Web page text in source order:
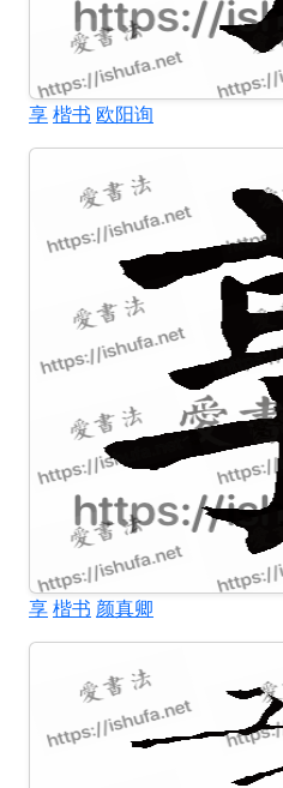
享楷书 欧阳询
享楷书 颜真卿